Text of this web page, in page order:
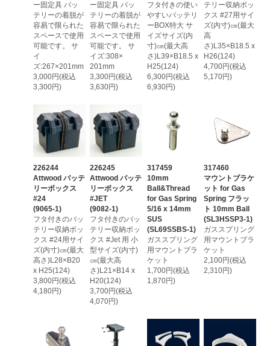
ー固定具 バッ
テリーの着脱が
容易で限られた
スペースで使用
可能です。 サ
イ
ズ:267×201mm
3,000円(税込
3,300円)
ー固定具 バッ
テリーの着脱が
容易で限られた
スペースで使用
可能です。 サ
イズ:308×
201mm
3,300円(税込
3,630円)
フタ付きの使い
やすいバッテリ
ーBOX特大 サ
イズサイズ(内
寸)㎝(最大高
さ)L39×B18.5 x
H25(124)
6,300円(税込
6,930円)
テリー収納ボッ
クス #27用サイ
ズ(内寸)㎝(最大
高
さ)L35×B18.5 x
H26(124)
4,700円(税込
5,170円)
226244
Attwood バッテ
リーボックス
#24
(9065-1)
フタ付きのバッ
テリー収納ボッ
クス #24用サイ
ズ(内寸)㎝(最大
高さ)L28×B20
x H25(124)
3,800円(税込
4,180円)
226245
Attwood バッテ
リーボックス
#JET
(9082-1)
フタ付きのバッ
テリー収納ボッ
クス #Jet 用 小
型サイズ(内寸)
㎝(最大高
さ)L21×B14 x
H20(124)
3,700円(税込
4,070円)
317459
10mm
Ball&Thread
for Gas Spring
5/16 x 14mm
SUS
(SL69SSBS-1)
ガススプリング
用マウントブラ
ケット
1,700円(税込
1,870円)
317460
マウントブラケ
ット for Gas
Spring フラッ
ト 10mm Ball
(SL3HSSP3-1)
ガススプリング
用マウントブラ
ケット
2,100円(税込
2,310円)